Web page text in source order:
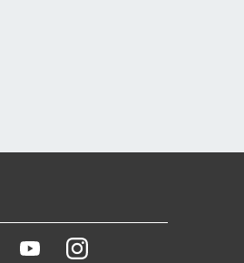
Twitter YoutubeInstagram